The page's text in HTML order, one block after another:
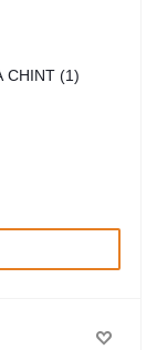
CHINT (1)